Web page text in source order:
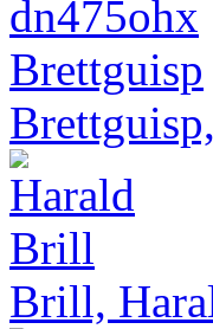
Brill,